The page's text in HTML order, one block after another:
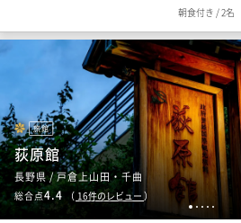
朝食付き /2名
1 2 3 4 5
旅館
荻原館
長野県 / 戸倉上山田・千曲
総合点4.4 （ 16件のレビュー ）